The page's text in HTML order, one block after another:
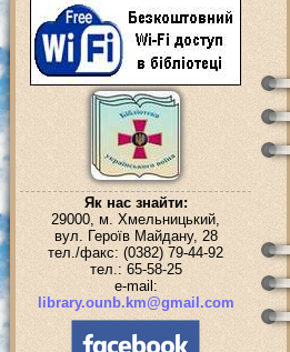
Як нас знайти:
29000, м. Хмельницький,
вул. Героїв Майдану, 28
тел./факс: (0382) 79-44-92
тел.: 65-58-25
e-mail:
library.ounb.km@gmail.com